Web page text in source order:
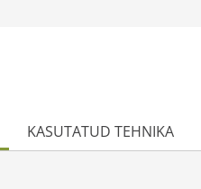
KASUTATUD TEHNIKA